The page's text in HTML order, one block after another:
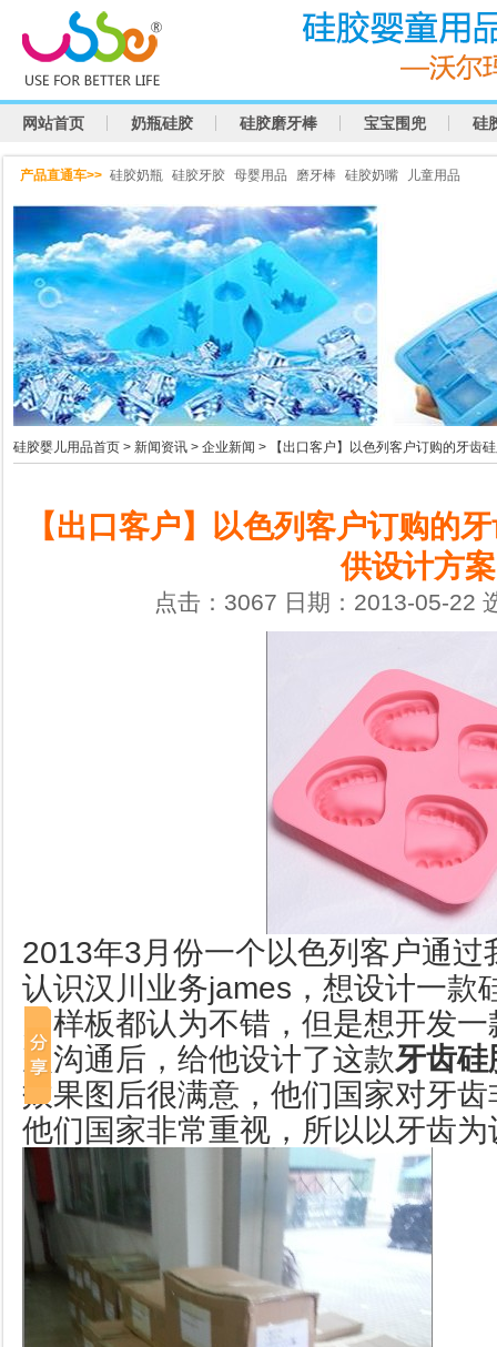
网站首页 奶瓶硅胶 硅胶磨牙棒 宝宝围兜 硅
产品直通车>> 硅胶奶瓶 硅胶牙胶 母婴用品 磨牙棒 硅胶奶嘴 儿童用品
硅胶婴儿用品首页 > 新闻资讯 > 企业新闻 > 【出口客户】以色列客户订购的牙齿
【出口客户】以色列客户订购的
供设计方案
点击：3067 日期：2013-05-22
2013年3月份一个以色列客户通过
认识汉川业务james，想设计一款
多样板都认为不错，但是想开发
次沟通后，给他设计了这款牙齿硅
效果图后很满意，他们国家对牙
他们国家非常重视，所以以牙齿